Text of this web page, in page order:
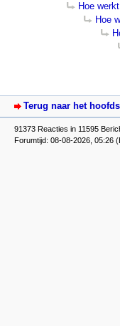
Hoe
Hoe
Terug naar het
91373 Reacties in 11595
Forumtijd: 08-08-2026, 05:26